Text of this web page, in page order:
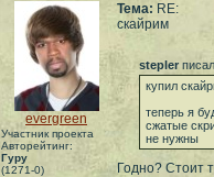
evergreen
Участник проекта
Авторейтинг:
Гуру
(1271-0)
Тема: RE:
скайрим
stepler
купил
теперь я
сжатые
не нужны
Годно? Стоит